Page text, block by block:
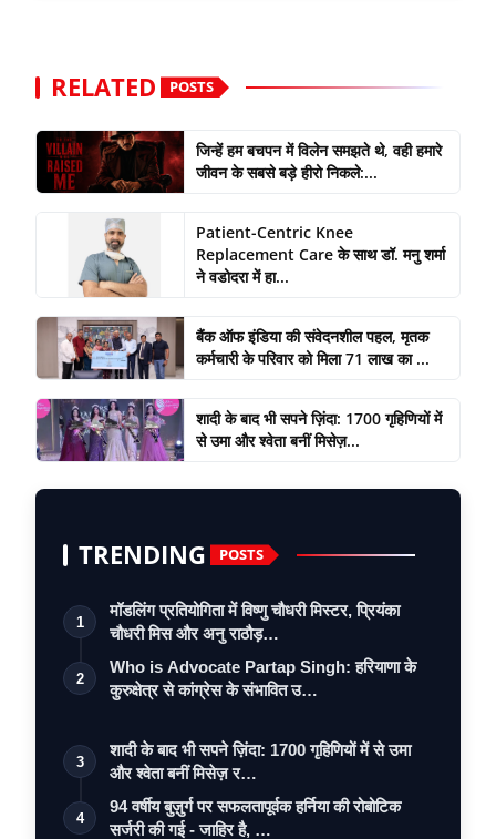
RELATED POSTS
जिन्हें हम बचपन में विलेन समझते थे, वही हमारे
जीवन के सबसे बड़े हीरो निकले:...
Patient-Centric Knee
Replacement Care के साथ डॉ. मनु शर्मा
ने वडोदरा में हा...
बैंक ऑफ इंडिया की संवेदनशील पहल, मृतक
कर्मचारी के परिवार को मिला 71 लाख का ...
शादी के बाद भी सपने ज़िंदा: 1700 गृहिणियों में
से उमा और श्वेता बनीं मिसेज़...
TRENDING POSTS
1
मॉडलिंग प्रतियोगिता में विष्णु चौधरी मिस्टर, प्रियंका
चौधरी मिस और अनु राठौड़…
2
Who is Advocate Partap Singh: हरियाणा के
कुरुक्षेत्र से कांग्रेस के संभावित उ…
3
शादी के बाद भी सपने ज़िंदा: 1700 गृहिणियों में से उमा
और श्वेता बनीं मिसेज़ र…
4
94 वर्षीय बुज़ुर्ग पर सफलतापूर्वक हर्निया की रोबोटिक
सर्जरी की गई - जाहिर है, …